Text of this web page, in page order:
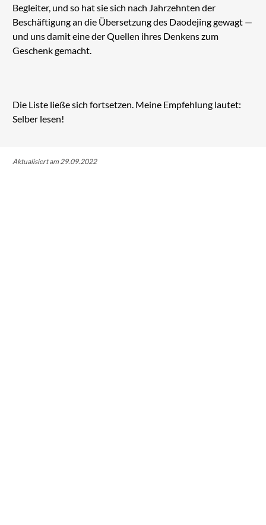
Begleiter, und so hat sie sich nach Jahrzehnten der
Beschäftigung an die Übersetzung des Daodejing gewagt —
und uns damit eine der Quellen ihres Denkens zum
Geschenk gemacht.
Die Liste ließe sich fortsetzen. Meine Empfehlung lautet:
Selber lesen!
Aktualisiert am 29.09.2022